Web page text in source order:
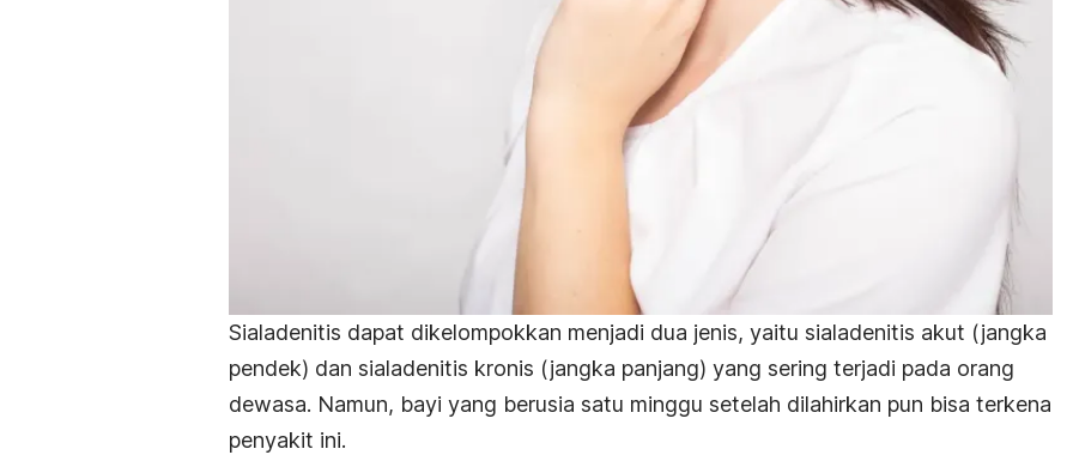
Sialadenitis dapat dikelompokkan menjadi dua jenis, yaitu sialadenitis akut (jangka
pendek) dan sialadenitis kronis (jangka panjang) yang sering terjadi pada orang
dewasa. Namun, bayi yang berusia satu minggu setelah dilahirkan pun bisa terkena
penyakit ini.